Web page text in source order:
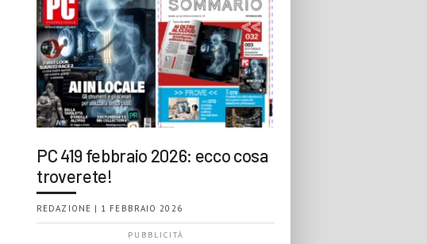
PC 419 febbraio 2026: ecco cosa
troverete!
REDAZIONE | 1 FEBBRAIO 2026